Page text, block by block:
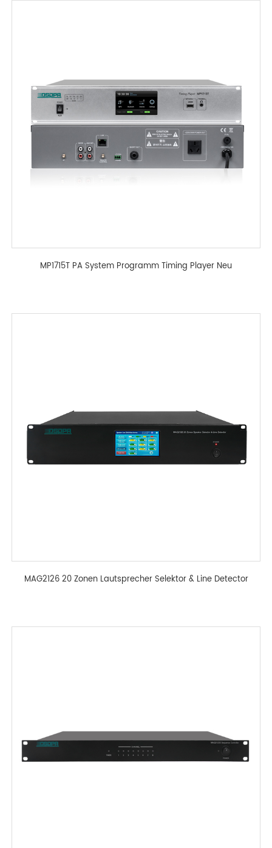
MP1715T PA System Programm Timing Player Neu
MAG2126 20 Zonen Lautsprecher Selektor & Line Detector